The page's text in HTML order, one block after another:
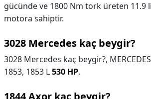
gücünde ve 1800 Nm tork üreten 11.9
motora sahiptir.
3028 Mercedes kaç beygir?
3028 Mercedes kaç beygir?,
1853, 1853 L530 HP.
1844 Axor kaç beygir?